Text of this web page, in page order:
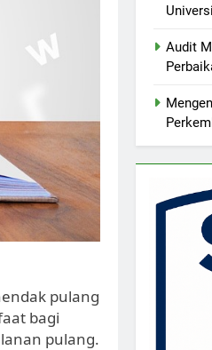
pulang
bagi
pulang.
Audit